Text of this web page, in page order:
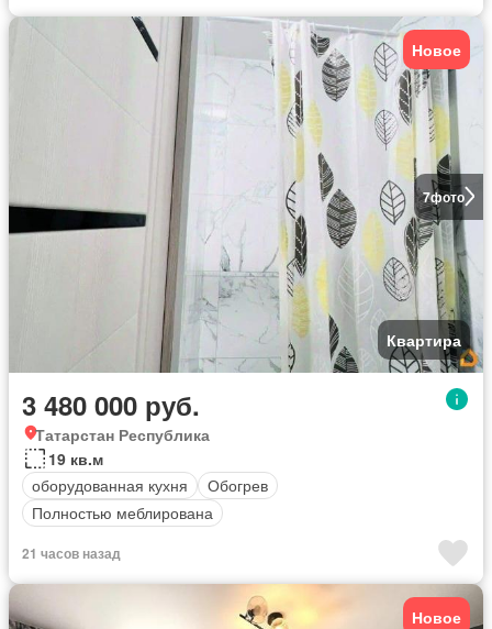
7фото
Новое
Квартира
3 480 000 руб.
Татарстан Республика
19 кв.м
оборудованная кухня
Обогрев
Полностью меблирована
21 часов назад
Новое